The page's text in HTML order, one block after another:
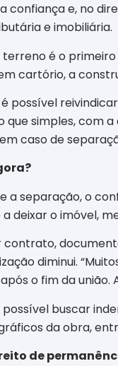
confiança e, no
e imobiliária.
é o
cartório, a
é possível
que simples, com
caso de
a separação, o
deixar o imóvel,
contrato,
diminui.
o fim da união.
possível buscar
da obra,
de